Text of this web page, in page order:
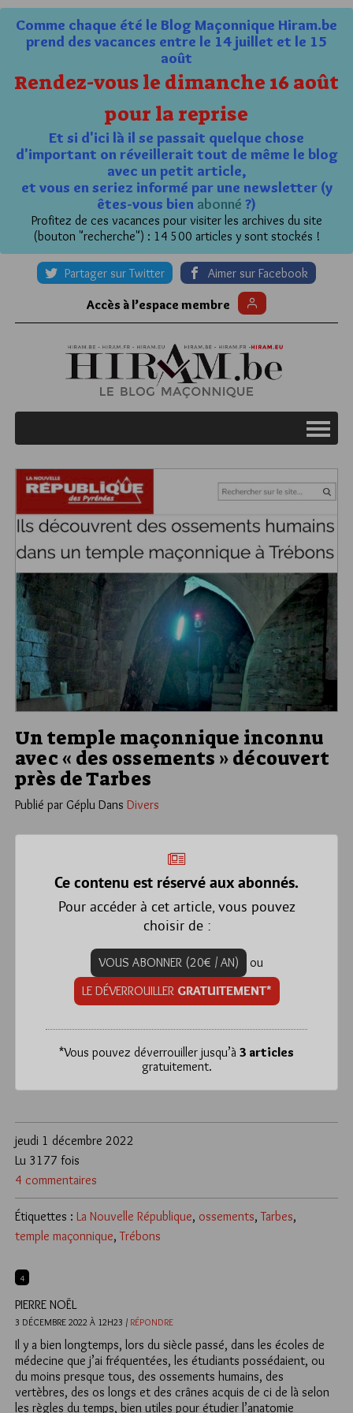
Comme chaque été le Blog Maçonnique Hiram.be
prend des vacances entre le 14 juillet et le 15
août
Rendez-vous le dimanche 16 août
pour la reprise
Et si d'ici là il se passait quelque chose
d'important on réveillerait tout de même le blog
avec un petit article,
et vous en seriez informé par une newsletter (y
êtes-vous bien abonné ?)
Profitez de ces vacances pour visiter les archives du site
(bouton "recherche") : 14 500 articles y sont stockés !
Partager sur Twitter Aimer sur Facebook
Accès à l’espace membre
Un temple maçonnique inconnu
avec « des ossements » découvert
près de Tarbes
Publié par Géplu Dans Divers
Ce contenu est réservé aux abonnés.
Pour accéder à cet article, vous pouvez
choisir de :
VOUS ABONNER (20€ / AN)
ou
LE DÉVERROUILLER GRATUITEMENT*
*Vous pouvez déverrouiller jusqu’à 3 articles
gratuitement.
jeudi 1 décembre 2022
4 commentaires
Lu 3177 fois
Étiquettes : La Nouvelle République, ossements,Tarbes,
temple maçonnique,Trébons
4
PIERRE NOËL
3 DÉCEMBRE 2022 À 12H23 / RÉPONDRE
Il y a bien longtemps, lors du siècle passé, dans les écoles de
médecine que j’ai fréquentées, les étudiants possédaient, ou
du moins presque tous, des ossements humains, des
vertèbres, des os longs et des crânes acquis de ci de là selon
les règles du temps, bien utiles pour étudier l’anatomie